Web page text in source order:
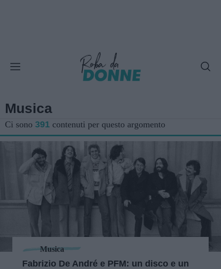
Musica
Ci sono 391 contenuti per questo argomento
Musica
Fabrizio De André e PFM: un disco e un